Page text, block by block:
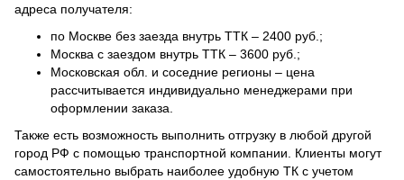
адреса получателя:
по Москве без заезда внутрь ТТК – 2400 руб.;
Москва с заездом внутрь ТТК – 3600 руб.;
Московская обл. и соседние регионы – цена
рассчитывается индивидуально менеджерами при
оформлении заказа.
Также есть возможность выполнить отгрузку в любой другой
город РФ с помощью транспортной компании. Клиенты могут
самостоятельно выбрать наиболее удобную ТК с учетом